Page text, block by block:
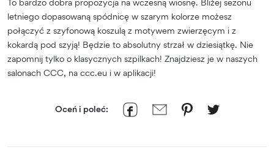
letniego dopasowaną spódnicę w szarym kolorze możesz
połączyć z szyfonową koszulą z motywem zwierzęcym i z
kokardą pod szyją! Będzie to absolutny strzał w dziesiątkę. Nie
zapomnij tylko o klasycznych szpilkach! Znajdziesz je w naszych
salonach CCC, na ccc.eu i w aplikacji!
Oceń i poleć: